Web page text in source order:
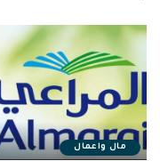
مال واعمال